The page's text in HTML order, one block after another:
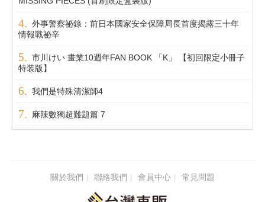
外事警察祕錄：前日本國家安全保障局長首度揭露三十年
情報戰祕辛
市川けい 畫業10週年FAN BOOK 「K」 【初回限定小冊子
特装版】
我們是特殊清潔師4
麻辣數獨超難題篇 7
關於我們 聯絡我們 會員中心 常見問題